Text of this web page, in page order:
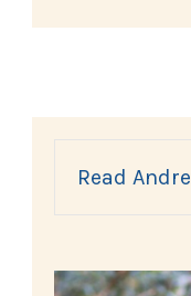
Read